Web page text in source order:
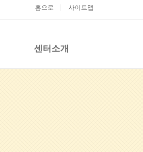
홈으로 사이트맵
센터소개